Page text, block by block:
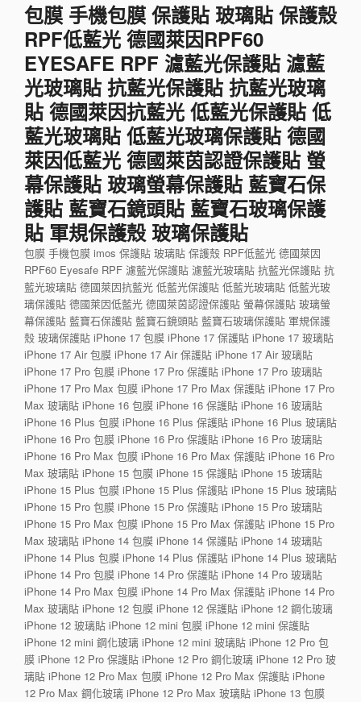
包膜 手機包膜 保護貼 玻璃貼 保護殼
RPF低藍光 德國萊因RPF60
EYESAFE RPF 濾藍光保護貼 濾藍
光玻璃貼 抗藍光保護貼 抗藍光玻璃
貼 德國萊因抗藍光 低藍光保護貼 低
藍光玻璃貼 低藍光玻璃保護貼 德國
萊因低藍光 德國萊茵認證保護貼 螢
幕保護貼 玻璃螢幕保護貼 藍寶石保
護貼 藍寶石鏡頭貼 藍寶石玻璃保護
貼 軍規保護殼 玻璃保護貼
包膜 手機包膜 imos 保護貼 玻璃貼 保護殼 RPF低藍光 德國萊因
RPF60 Eyesafe RPF 濾藍光保護貼 濾藍光玻璃貼 抗藍光保護貼 抗
藍光玻璃貼 德國萊因抗藍光 低藍光保護貼 低藍光玻璃貼 低藍光玻
璃保護貼 德國萊因低藍光 德國萊茵認證保護貼 螢幕保護貼 玻璃螢
幕保護貼 藍寶石保護貼 藍寶石鏡頭貼 藍寶石玻璃保護貼 軍規保護
殼 玻璃保護貼 iPhone 17 包膜 iPhone 17 保護貼 iPhone 17 玻璃貼
iPhone 17 Air 包膜 iPhone 17 Air 保護貼 iPhone 17 Air 玻璃貼
iPhone 17 Pro 包膜 iPhone 17 Pro 保護貼 iPhone 17 Pro 玻璃貼
iPhone 17 Pro Max 包膜 iPhone 17 Pro Max 保護貼 iPhone 17 Pro
Max 玻璃貼 iPhone 16 包膜 iPhone 16 保護貼 iPhone 16 玻璃貼
iPhone 16 Plus 包膜 iPhone 16 Plus 保護貼 iPhone 16 Plus 玻璃貼
iPhone 16 Pro 包膜 iPhone 16 Pro 保護貼 iPhone 16 Pro 玻璃貼
iPhone 16 Pro Max 包膜 iPhone 16 Pro Max 保護貼 iPhone 16 Pro
Max 玻璃貼 iPhone 15 包膜 iPhone 15 保護貼 iPhone 15 玻璃貼
iPhone 15 Plus 包膜 iPhone 15 Plus 保護貼 iPhone 15 Plus 玻璃貼
iPhone 15 Pro 包膜 iPhone 15 Pro 保護貼 iPhone 15 Pro 玻璃貼
iPhone 15 Pro Max 包膜 iPhone 15 Pro Max 保護貼 iPhone 15 Pro
Max 玻璃貼 iPhone 14 包膜 iPhone 14 保護貼 iPhone 14 玻璃貼
iPhone 14 Plus 包膜 iPhone 14 Plus 保護貼 iPhone 14 Plus 玻璃貼
iPhone 14 Pro 包膜 iPhone 14 Pro 保護貼 iPhone 14 Pro 玻璃貼
iPhone 14 Pro Max 包膜 iPhone 14 Pro Max 保護貼 iPhone 14 Pro
Max 玻璃貼 iPhone 12 包膜 iPhone 12 保護貼 iPhone 12 鋼化玻璃
iPhone 12 玻璃貼 iPhone 12 mini 包膜 iPhone 12 mini 保護貼
iPhone 12 mini 鋼化玻璃 iPhone 12 mini 玻璃貼 iPhone 12 Pro 包
膜 iPhone 12 Pro 保護貼 iPhone 12 Pro 鋼化玻璃 iPhone 12 Pro 玻
璃貼 iPhone 12 Pro Max 包膜 iPhone 12 Pro Max 保護貼 iPhone
12 Pro Max 鋼化玻璃 iPhone 12 Pro Max 玻璃貼 iPhone 13 包膜